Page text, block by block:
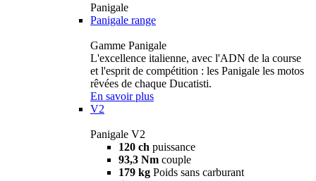
Panigale
Panigale range
Gamme Panigale
L'excellence italienne, avec l'ADN de la course
et l'esprit de compétition : les Panigale les motos
rêvées de chaque Ducatisti.
En savoir plus
V2
Panigale V2
120 ch puissance
93,3 Nm couple
179 kg Poids sans carburant